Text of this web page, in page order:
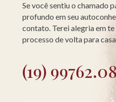
Se você sentiu o chamado
profundo em seu
contato. Terei alegria em
processo de volta para
(19)